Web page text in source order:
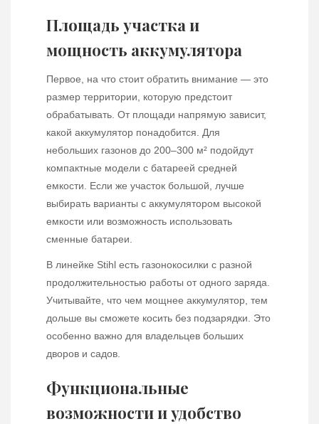
Площадь участка и
мощность аккумулятора
Первое, на что стоит обратить внимание — это
размер территории, которую предстоит
обрабатывать. От площади напрямую зависит,
какой аккумулятор понадобится. Для
небольших газонов до 200–300 м² подойдут
компактные модели с батареей средней
емкости. Если же участок большой, лучше
выбирать варианты с аккумулятором высокой
емкости или возможность использовать
сменные батареи.
В линейке Stihl есть газонокосилки с разной
продолжительностью работы от одного заряда.
Учитывайте, что чем мощнее аккумулятор, тем
дольше вы сможете косить без подзарядки. Это
особенно важно для владельцев больших
дворов и садов.
Функциональные
возможности и удобство